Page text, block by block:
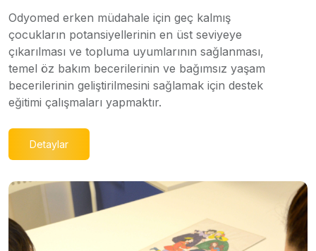
Odyomed erken müdahale için geç kalmış
çocukların potansiyellerinin en üst seviyeye
çıkarılması ve topluma uyumlarının sağlanması,
temel öz bakım becerilerinin ve bağımsız yaşam
becerilerinin geliştirilmesini sağlamak için destek
eğitimi çalışmaları yapmaktır.
Detaylar